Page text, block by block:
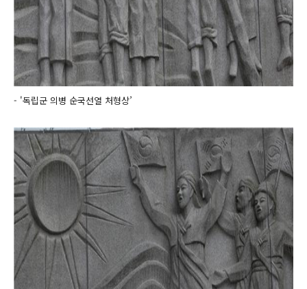
- '독립군 의병 순국선열 처형상’